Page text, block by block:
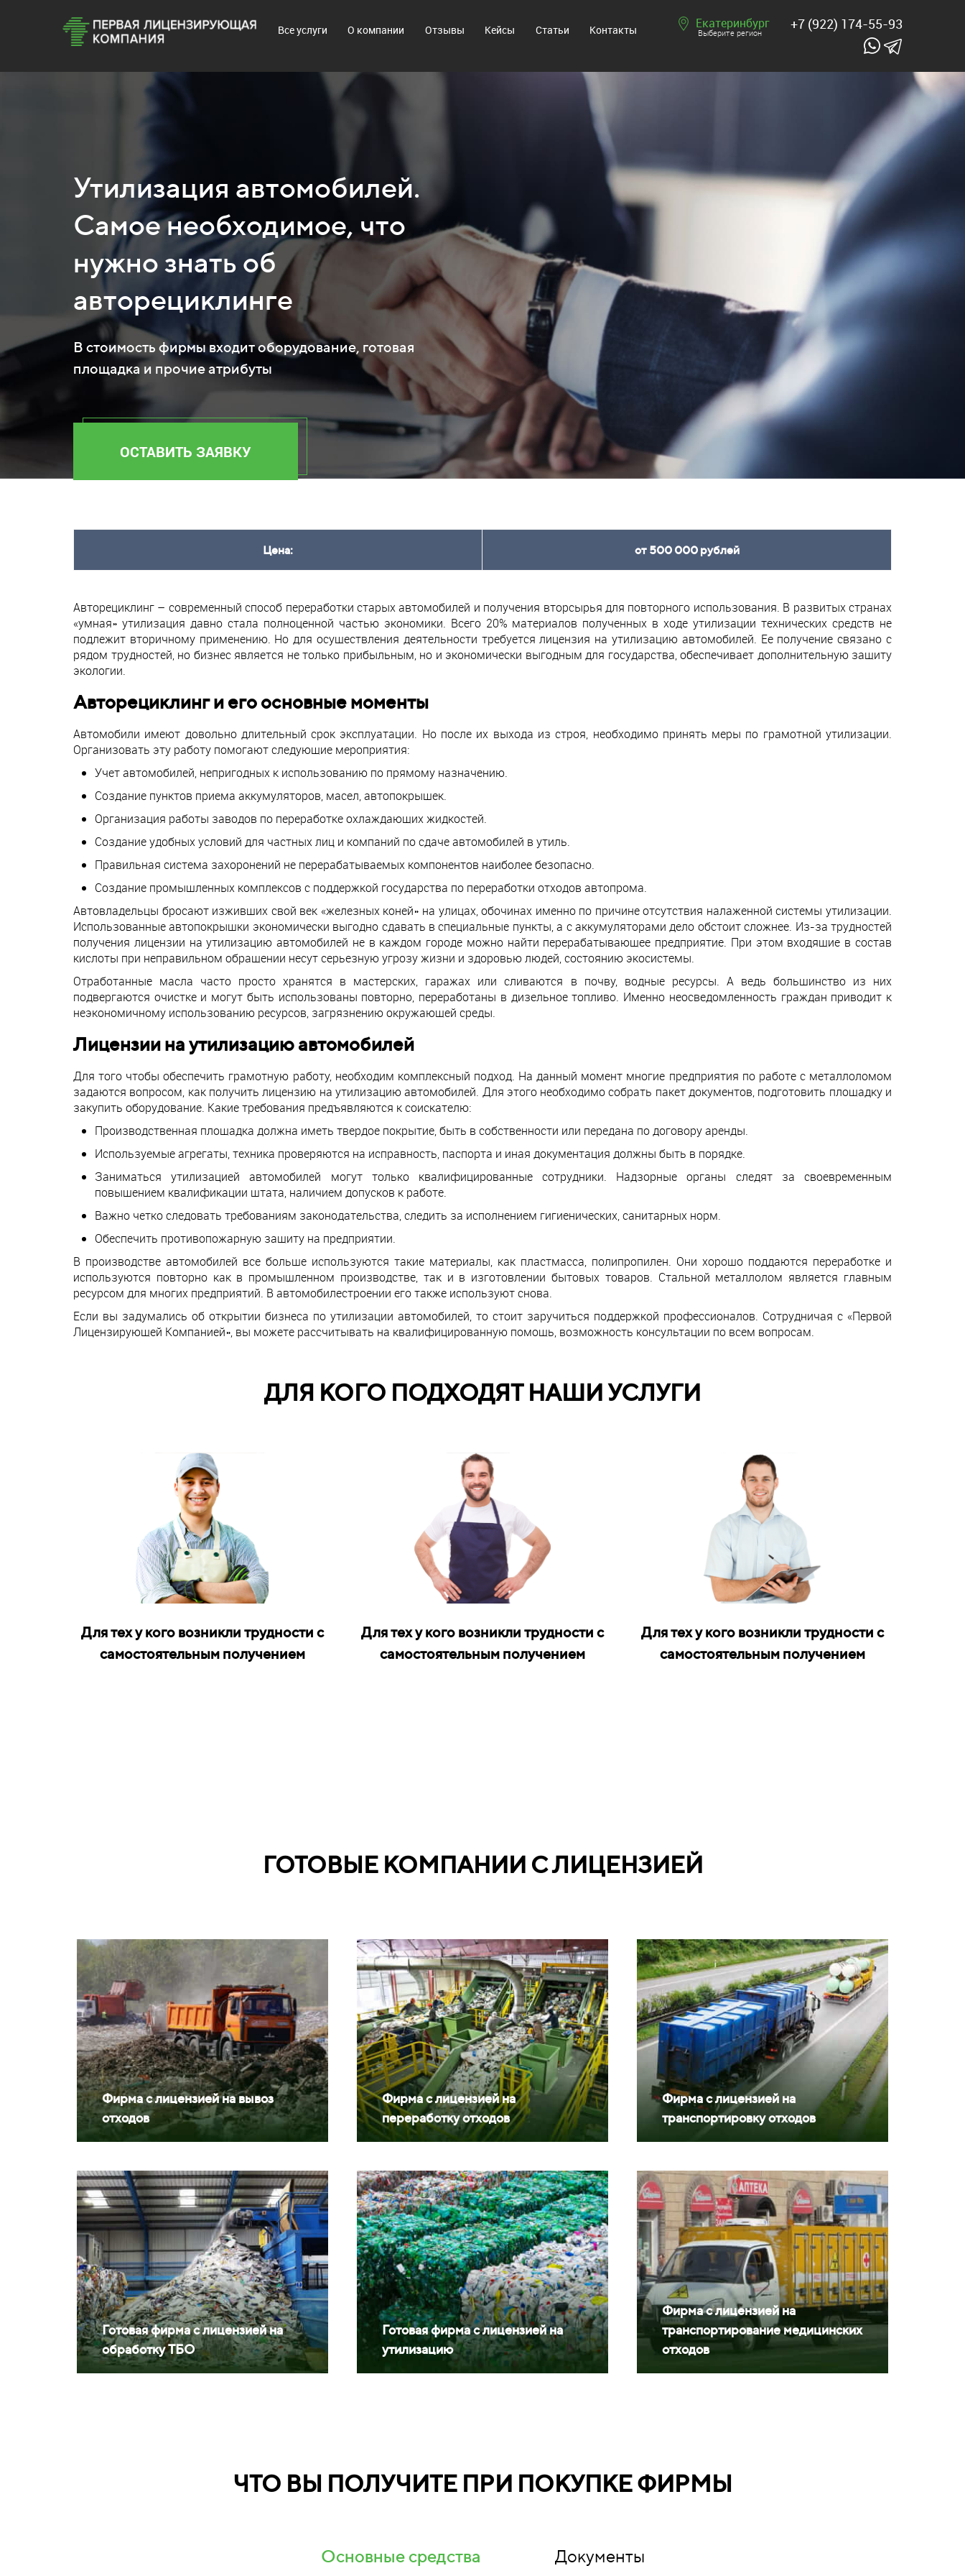
Все услуги О компании Отзывы Кейсы Статьи Контакты Екатеринбург
Выберите регион
+7 (922) 174-55-93
Утилизация автомобилей.
Самое необходимое, что
нужно знать об
авторециклинге
В стоимость фирмы входит оборудование, готовая
площадка и прочие атрибуты
ОСТАВИТЬ ЗАЯВКУ
Цена: от 500 000 рублей
Авторециклинг – современный способ переработки старых автомобилей и получения вторсырья для повторного использования. В развитых странах
«умная» утилизация давно стала полноценной частью экономики. Всего 20% материалов полученных в ходе утилизации технических средств не
подлежит вторичному применению. Но для осуществления деятельности требуется лицензия на утилизацию автомобилей. Ее получение связано с
рядом трудностей, но бизнес является не только прибыльным, но и экономически выгодным для государства, обеспечивает дополнительную защиту
экологии.
Авторециклинг и его основные моменты
Автомобили имеют довольно длительный срок эксплуатации. Но после их выхода из строя, необходимо принять меры по грамотной утилизации.
Организовать эту работу помогают следующие мероприятия:
Учет автомобилей, непригодных к использованию по прямому назначению.
Создание пунктов приема аккумуляторов, масел, автопокрышек.
Организация работы заводов по переработке охлаждающих жидкостей.
Создание удобных условий для частных лиц и компаний по сдаче автомобилей в утиль.
Правильная система захоронений не перерабатываемых компонентов наиболее безопасно.
Создание промышленных комплексов с поддержкой государства по переработки отходов автопрома.
Автовладельцы бросают изживших свой век «железных коней» на улицах, обочинах именно по причине отсутствия налаженной системы утилизации.
Использованные автопокрышки экономически выгодно сдавать в специальные пункты, а с аккумуляторами дело обстоит сложнее. Из-за трудностей
получения лицензии на утилизацию автомобилей не в каждом городе можно найти перерабатывающее предприятие. При этом входящие в состав
кислоты при неправильном обращении несут серьезную угрозу жизни и здоровью людей, состоянию экосистемы.
Отработанные масла часто просто хранятся в мастерских, гаражах или сливаются в почву, водные ресурсы. А ведь большинство из них
подвергаются очистке и могут быть использованы повторно, переработаны в дизельное топливо. Именно неосведомленность граждан приводит к
неэкономичному использованию ресурсов, загрязнению окружающей среды.
Лицензии на утилизацию автомобилей
Для того чтобы обеспечить грамотную работу, необходим комплексный подход. На данный момент многие предприятия по работе с металлоломом
задаются вопросом, как получить лицензию на утилизацию автомобилей. Для этого необходимо собрать пакет документов, подготовить площадку и
закупить оборудование. Какие требования предъявляются к соискателю:
Производственная площадка должна иметь твердое покрытие, быть в собственности или передана по договору аренды.
Используемые агрегаты, техника проверяются на исправность, паспорта и иная документация должны быть в порядке.
Заниматься утилизацией автомобилей могут только квалифицированные сотрудники. Надзорные органы следят за своевременным
повышением квалификации штата, наличием допусков к работе.
Важно четко следовать требованиям законодательства, следить за исполнением гигиенических, санитарных норм.
Обеспечить противопожарную защиту на предприятии.
В производстве автомобилей все больше используются такие материалы, как пластмасса, полипропилен. Они хорошо поддаются переработке и
используются повторно как в промышленном производстве, так и в изготовлении бытовых товаров. Стальной металлолом является главным
ресурсом для многих предприятий. В автомобилестроении его также используют снова.
Если вы задумались об открытии бизнеса по утилизации автомобилей, то стоит заручиться поддержкой профессионалов. Сотрудничая с «Первой
Лицензирующей Компанией», вы можете рассчитывать на квалифицированную помощь, возможность консультации по всем вопросам.
ДЛЯ КОГО ПОДХОДЯТ НАШИ УСЛУГИ
Для тех у кого возникли трудности с
самостоятельным получением
Для тех у кого возникли трудности с
самостоятельным получением
Для тех у кого возникли трудности с
самостоятельным получением
ГОТОВЫЕ КОМПАНИИ С ЛИЦЕНЗИЕЙ
Фирма с лицензией на вывоз
отходов
Фирма с лицензией на
переработку отходов
Фирма с лицензией на
транспортировку отходов
Готовая фирма с лицензией на
обработку ТБО
Готовая фирма с лицензией на
утилизацию
Фирма с лицензией на
транспортирование медицинских
отходов
ЧТО ВЫ ПОЛУЧИТЕ ПРИ ПОКУПКЕ ФИРМЫ
Основные средства Документы